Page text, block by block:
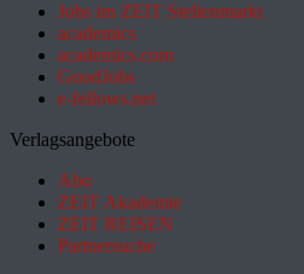
Jobs im ZEIT Stellenmarkt
academics
academics.com
GoodJobs
e-fellows.net
Verlagsangebote
Abo
ZEIT Akademie
ZEIT REISEN
Partnersuche